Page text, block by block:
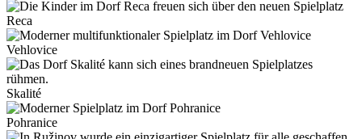
Reca
Vehlovice
Skalité
Pohranice